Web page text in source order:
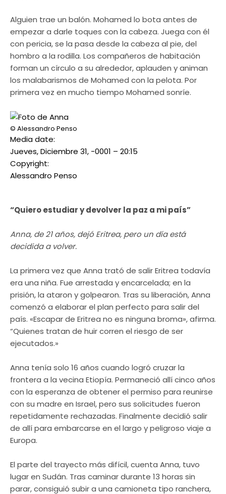
Alguien trae un balón. Mohamed lo bota antes de
empezar a darle toques con la cabeza. Juega con él
con pericia, se la pasa desde la cabeza al pie, del
hombro a la rodilla. Los compañeros de habitación
forman un círculo a su alrededor, aplauden y animan
los malabarismos de Mohamed con la pelota. Por
primera vez en mucho tiempo Mohamed sonríe.
© Alessandro Penso
Media date:
Jueves, Diciembre 31, -0001 – 20:15
Copyright:
Alessandro Penso
“Quiero estudiar y devolver la paz a mi país”
Anna, de 21 años, dejó Eritrea, pero un día está
decidida a volver.
La primera vez que Anna trató de salir Eritrea todavía
era una niña. Fue arrestada y encarcelada; en la
prisión, la ataron y golpearon. Tras su liberación, Anna
comenzó a elaborar el plan perfecto para salir del
país. «Escapar de Eritrea no es ninguna broma», afirma.
“Quienes tratan de huir corren el riesgo de ser
ejecutados.»
Anna tenía solo 16 años cuando logró cruzar la
frontera a la vecina Etiopía. Permaneció allí cinco años
con la esperanza de obtener el permiso para reunirse
con su madre en Israel, pero sus solicitudes fueron
repetidamente rechazadas. Finalmente decidió salir
de allí para embarcarse en el largo y peligroso viaje a
Europa.
El parte del trayecto más difícil, cuenta Anna, tuvo
lugar en Sudán. Tras caminar durante 13 horas sin
parar, consiguió subir a una camioneta tipo ranchera,